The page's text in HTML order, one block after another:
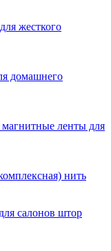
жесткого
домашнего
ленты для
нить
салонов штор